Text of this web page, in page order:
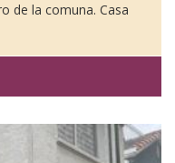
de la comuna. Casa